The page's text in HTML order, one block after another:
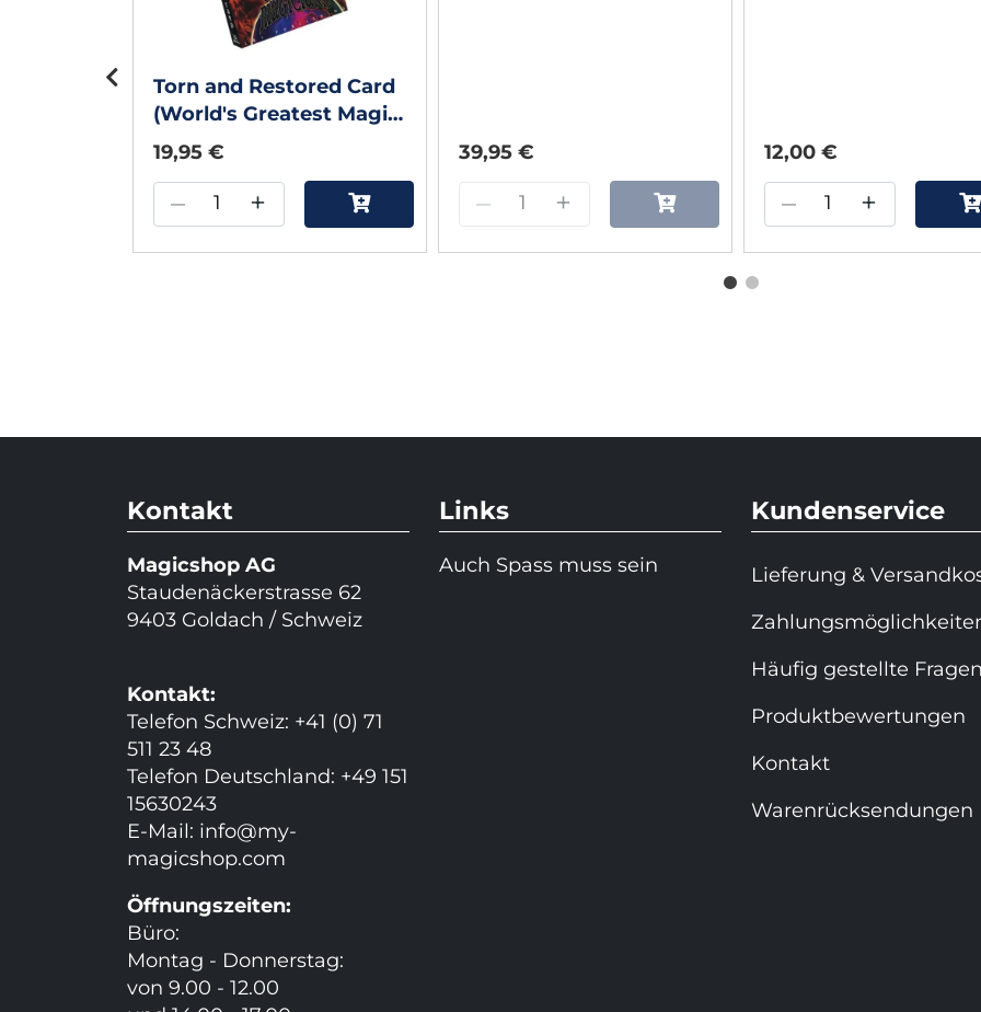
Torn and Restored Card
(World's Greatest Magic)
- DVD
19,95 €
– +
39,95 €
– +
12,00 €
– +
Kontakt
Magicshop AG
Staudenäckerstrasse 62
9403 Goldach / Schweiz
Kontakt:
Telefon Schweiz: +41 (0) 71
511 23 48
Telefon Deutschland: +49 151
15630243
E-Mail: info@my-
magicshop.com
Öffnungszeiten:
Büro:
Montag - Donnerstag:
von 9.00 - 12.00
Links
Auch Spass muss sein
Kundenservice
Lieferung &
Häufig gestellte Fragen
Produktbewertungen
Kontakt
Warenrücksendungen